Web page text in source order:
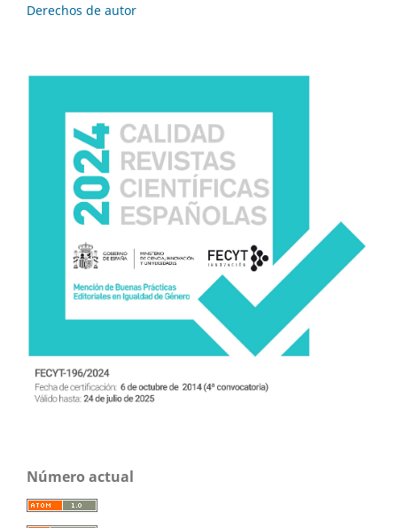
Derechos de autor
Número actual